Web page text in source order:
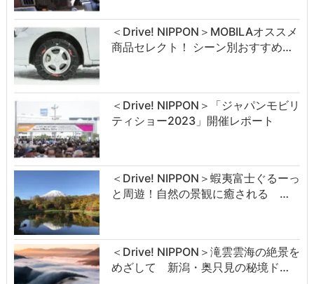
＜Drive! NIPPON＞MOBILAオススメ
商品セレクト！ シーン別おすすめ…
＜Drive! NIPPON＞「ジャパンモビリ
ティショー2023」開催レポート
＜Drive! NIPPON＞蝦夷富士ぐるーっ
と周遊！自然の景観に癒される …
＜Drive! NIPPON＞滝雲雲海の絶景を
めざして 新潟・奥只見の秘境ド…